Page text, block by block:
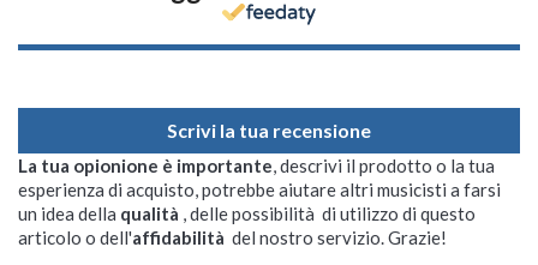
Scrivi la tua recensione
La tua opionione è importante, descrivi il prodotto o la tua
esperienza di acquisto, potrebbe aiutare altri musicisti a farsi
un idea della qualità , delle possibilità di utilizzo di questo
articolo o dell'affidabilità del nostro servizio. Grazie!